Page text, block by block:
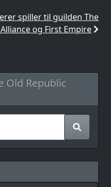
spiller til guilden The
og First Empire
Old Republic